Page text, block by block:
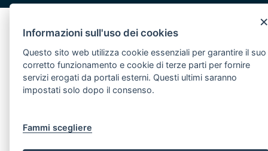
×
Informazioni sull'uso dei cookies
Questo sito web utilizza cookie essenziali per garantire il suo
corretto funzionamento e cookie di terze parti per fornire
servizi erogati da portali esterni. Questi ultimi saranno
impostati solo dopo il consenso.
Fammi scegliere